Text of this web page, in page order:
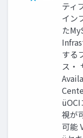
ティ
イン
た
する
ス・
視が
可能